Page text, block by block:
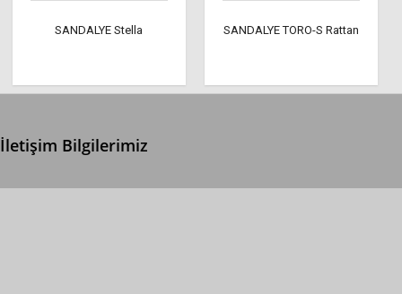
SANDALYE Stella SANDALYE TORO-S Rattan
İletişim Bilgilerimiz